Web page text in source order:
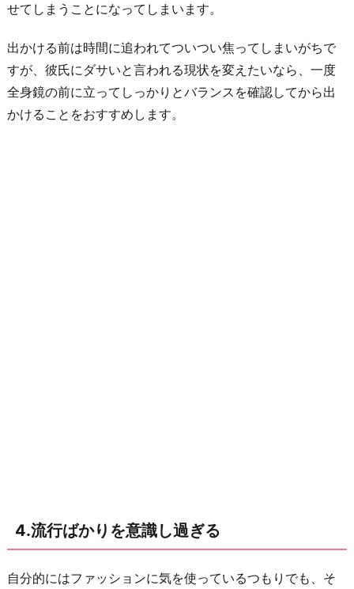
せてしまうことになってしまいます。
出かける前は時間に追われてついつい焦ってしまいがちで
すが、彼氏にダサいと言われる現状を変えたいなら、一度
全身鏡の前に立ってしっかりとバランスを確認してから出
かけることをおすすめします。
4.流行ばかりを意識し過ぎる
自分的にはファッションに気を使っているつもりでも、そ